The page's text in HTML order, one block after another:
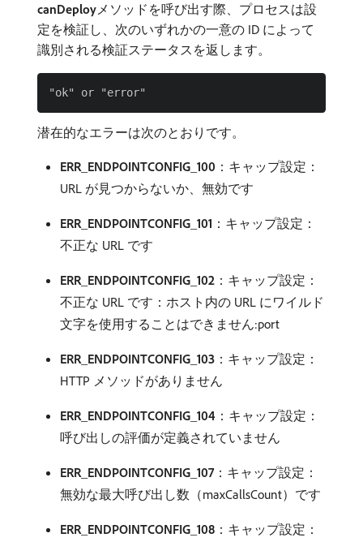
canDeploy​メソッドを呼び出す際、プロセスは設
定を検証し、次のいずれかの一意の ID によって
識別される検証ステータスを返します。
潜在的なエラーは次のとおりです。
ERR_ENDPOINTCONFIG_100 ：キャップ設定：
URL が見つからないか、無効です
ERR_ENDPOINTCONFIG_101 ：キャップ設定：
不正な URL です
ERR_ENDPOINTCONFIG_102 ：キャップ設定：
不正な URL です：ホスト内の URL にワイルド
文字を使用することはできません:port
ERR_ENDPOINTCONFIG_103 ：キャップ設定：
HTTP メソッドがありません
ERR_ENDPOINTCONFIG_104 ：キャップ設定：
呼び出しの評価が定義されていません
ERR_ENDPOINTCONFIG_107：キャップ設定：
無効な最大呼び出し数（maxCallsCount）です
ERR_ENDPOINTCONFIG_108 ：キャップ設定：